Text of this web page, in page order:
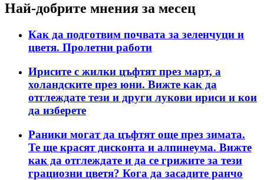
Най-добрите мнения за месец
Как да подготвим почвата за зеленчуци и
цветя. Пролетни работи
Ирисите с жилки цъфтят през март, а
холандските през юни. Вижте как да
отглеждате тези и други лукови ириси и кои
да изберете
Раники могат да цъфтят още през зимата.
Те ще красят дисконта и алпинеума. Вижте
как да отглеждате и да се грижите за тези
грациозни цветя? Кога да засадите ранчо